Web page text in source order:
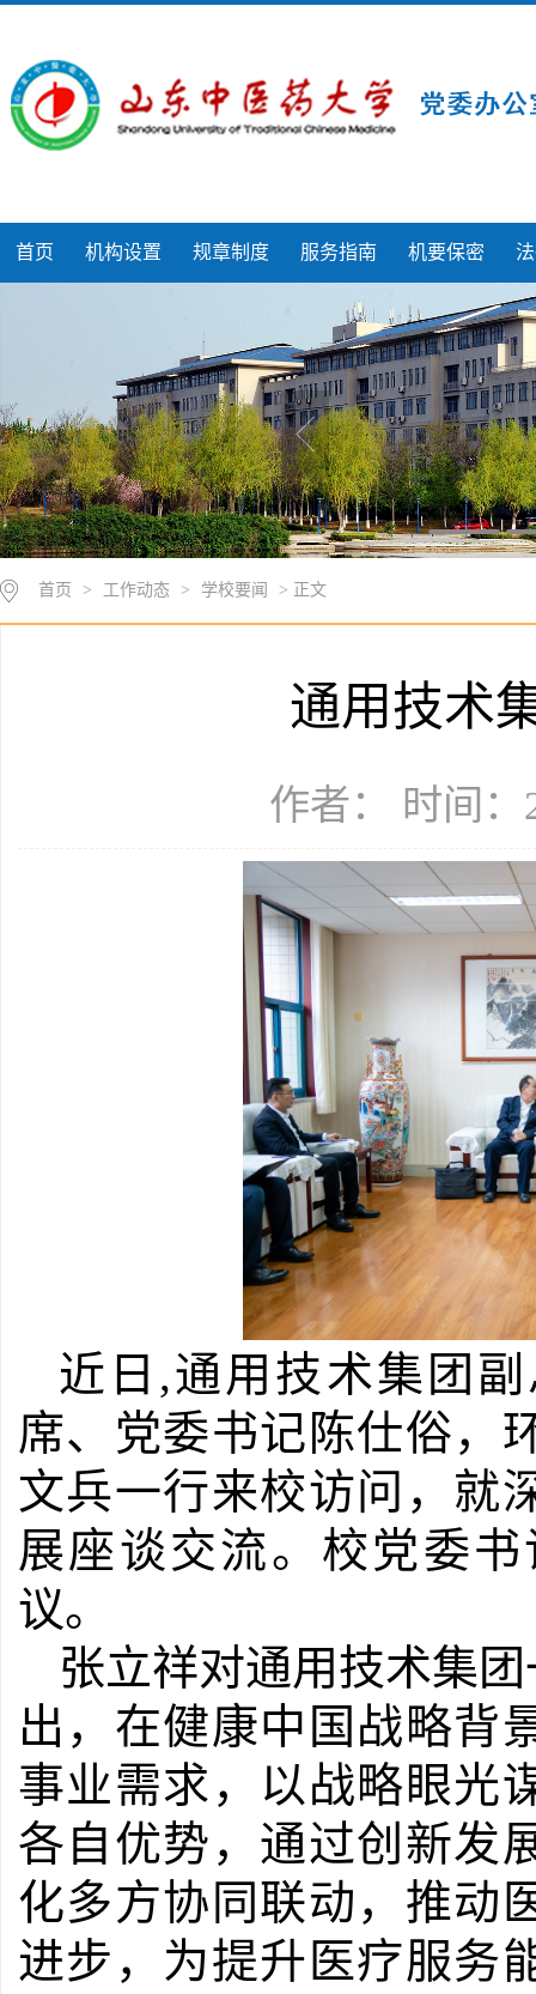
首页 机构设置 规章制度 服务指南 机要保密
首页 > 工作动态 > 学校要闻 > 正文
通用技术
作者： 时间：
近日 ,通用技术集团
席、党委书记陈仕俗，
文兵一行来校访问，就
展座谈交流。校党委
议。
张立祥对通用技术集
出，在健康中国战略背
事业需求，以战略眼光
各自优势，通过创新发
化多方协同联动，推动
进步，为提升医疗服务